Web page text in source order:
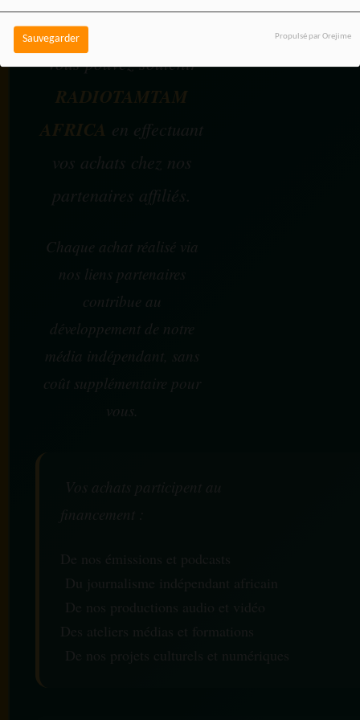
Sauvegarder Propulsé par Orejime
Vous pouvez soutenir
RADIOTAMTAM
AFRICA en effectuant
vos achats chez nos
partenaires affiliés.
Chaque achat réalisé via
nos liens partenaires
contribue au
développement de notre
média indépendant, sans
coût supplémentaire pour
vous.